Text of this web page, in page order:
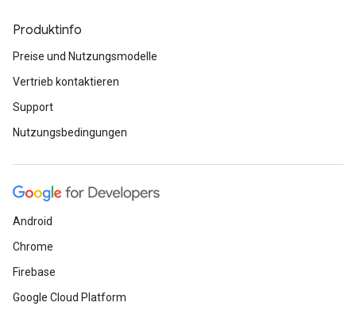
Produktinfo
Preise und Nutzungsmodelle
Vertrieb kontaktieren
Support
Nutzungsbedingungen
Android
Chrome
Firebase
Google Cloud Platform